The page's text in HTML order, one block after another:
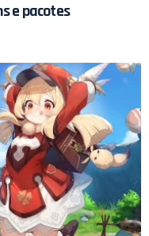
e pacotes